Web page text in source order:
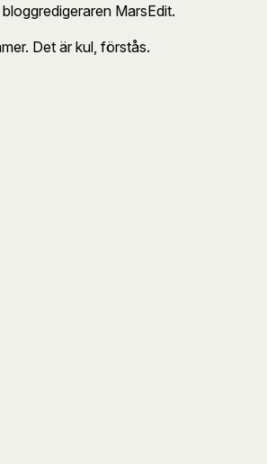
MarsEdit.
Det är kul, förstås.